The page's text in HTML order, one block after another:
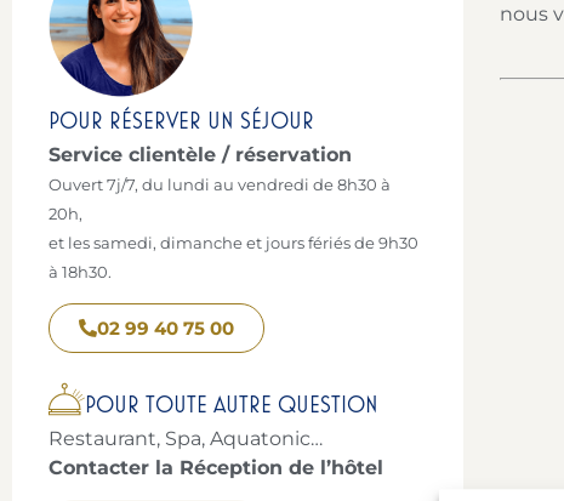
POUR RÉSERVER UN SÉJOUR
Service clientèle / réservation
Ouvert 7j/7, du lundi au vendredi de 8h30 à
20h,
et les samedi, dimanche et jours fériés de 9h30
à 18h30.
02 99 40 75 00
POUR TOUTE AUTRE QUESTION
Restaurant, Spa, Aquatonic…
Contacter la Réception de l’hôtel
nous